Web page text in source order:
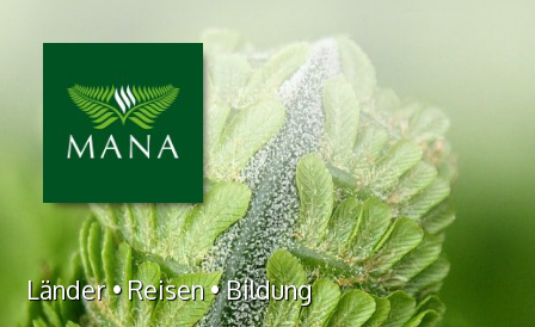
Länder • Reisen • Bildung